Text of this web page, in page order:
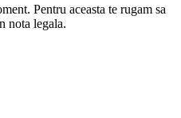
Pentru aceasta te rugam sa
nota legala.